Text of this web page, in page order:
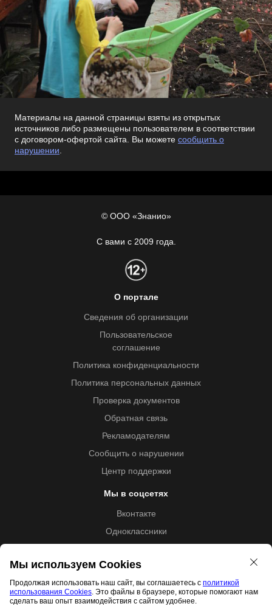
Материалы на данной страницы взяты из открытых
источников либо размещены пользователем в соответствии
с договором-офертой сайта. Вы можете сообщить о
нарушении.
© ООО «Знанио»
С вами с 2009 года.
О портале
Сведения об организации
Пользовательское
соглашение
Политика конфиденциальности
Политика персональных данных
Проверка документов
Обратная связь
Рекламодателям
Сообщить о нарушении
Центр поддержки
Мы в соцсетях
Вконтакте
Одноклассники
Образовательная лицензия №5257 от 09.09.2020 (Л035-
Мы используем Cookies
Продолжая использовать наш сайт, вы соглашаетесь с политикой
использования Cookies. Это файлы в браузере, которые помогают нам
сделать ваш опыт взаимодействия с сайтом удобнее.